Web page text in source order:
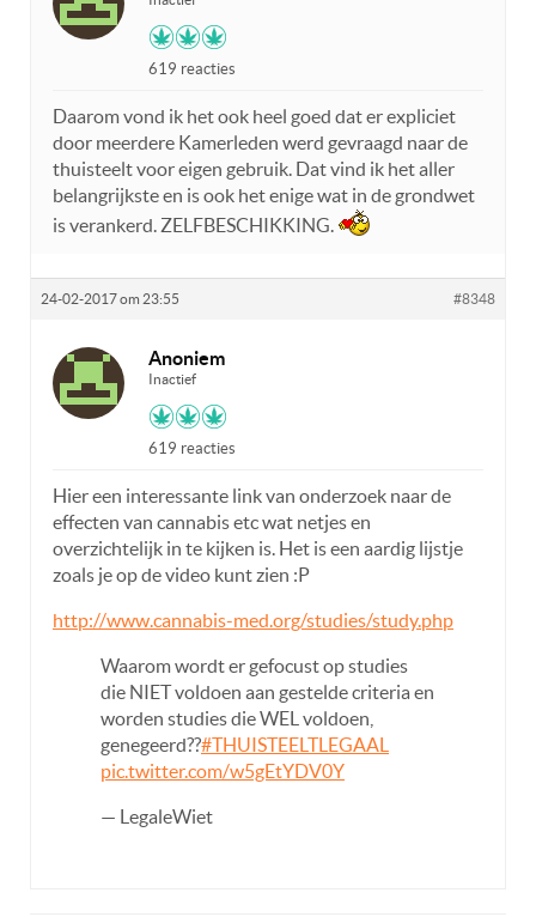
619 reacties
Daarom vond ik het ook heel goed dat er expliciet
door meerdere Kamerleden werd gevraagd naar de
thuisteelt voor eigen gebruik. Dat vind ik het aller
belangrijkste en is ook het enige wat in de grondwet
is verankerd. ZELFBESCHIKKING.
24-02-2017 om 23:55 #8348
Anoniem
Inactief
619 reacties
Hier een interessante link van onderzoek naar de
effecten van cannabis etc wat netjes en
overzichtelijk in te kijken is. Het is een aardig lijstje
zoals je op de video kunt zien :P
http://www.cannabis-med.org/studies/study.php
Waarom wordt er gefocust op studies
die NIET voldoen aan gestelde criteria en
worden studies die WEL voldoen,
genegeerd??#THUISTEELTLEGAAL
pic.twitter.com/w5gEtYDV0Y
— LegaleWiet